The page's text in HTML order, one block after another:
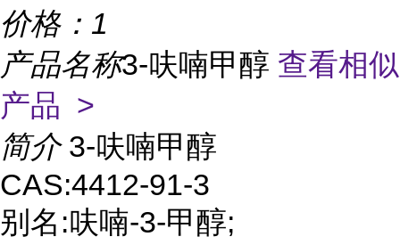
价格： 1
产品名称3-呋喃甲醇 查看相似
产品 >
简介 3-呋喃甲醇
CAS:4412-91-3
别名:呋喃-3-甲醇;